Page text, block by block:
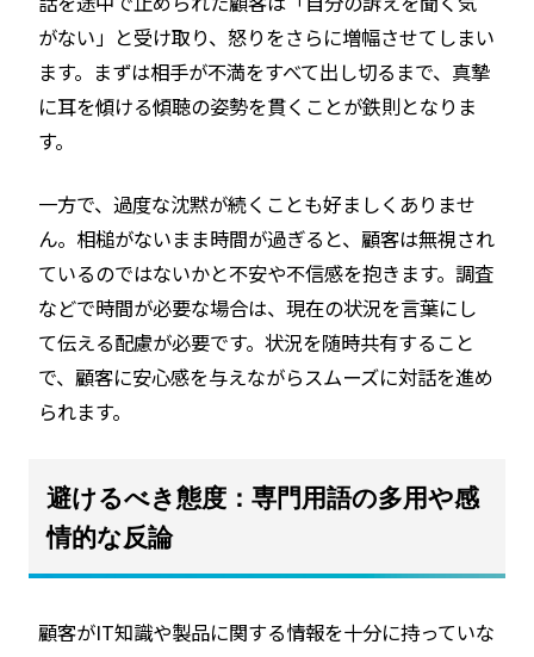
がない」と受け取り、怒りをさらに増幅させてしまい
ます。まずは相手が不満をすべて出し切るまで、真摯
に耳を傾ける傾聴の姿勢を貫くことが鉄則となりま
す。
一方で、過度な沈黙が続くことも好ましくありませ
ん。相槌がないまま時間が過ぎると、顧客は無視され
ているのではないかと不安や不信感を抱きます。調査
などで時間が必要な場合は、現在の状況を言葉にし
て伝える配慮が必要です。状況を随時共有すること
で、顧客に安心感を与えながらスムーズに対話を進め
られます。
避けるべき態度：専門用語の多用や感
情的な反論
顧客がIT知識や製品に関する情報を十分に持っていな